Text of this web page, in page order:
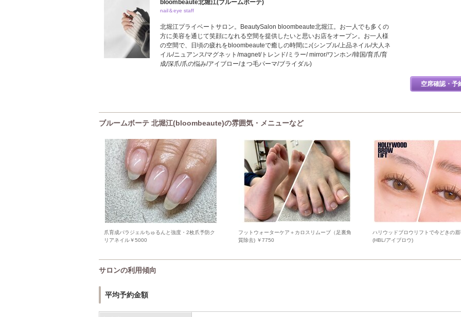
bloombeaute北堀江(ブルームボーテ)
nail＆eye staff
北堀江プライベートサロン。BeautySalon bloombeaute北堀江。お一人でも多くの
方に美容を通じて笑顔になれる空間を提供したいと思いお店をオープン。お一人様
の空間で、日頃の疲れをbloombeauteで癒しの時間に♪(シンプル/上品ネイル/大人ネ
イル/ニュアンス/マグネット/magnet/トレンド/ミラー/ mirror/ワンホン/韓国/育爪/育
成/深爪/爪の悩み/アイブロー/まつ毛パーマ/ブライダル)
空席確認・予
ブルームボーテ 北堀江(bloombeaute)の雰囲気・メニューなど
爪育成パラジェルちゅるんと強度・2枚爪予防ク
リアネイル￥5000
フットウォーターケア＋カロスリムーブ（足裏角
質除去) ￥7750
ハリウッドブロウリフトで今どきの
(HBL/アイブロウ)
サロンの利用傾向
平均予約金額